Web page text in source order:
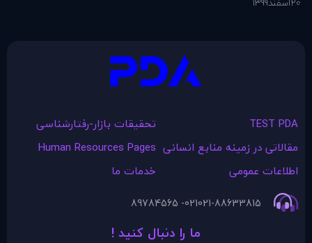
TEST PDA
تحقیقات بازار-رفتارشناسی
مقالاتی در زمينه منابع انسانی Human Resources Pages
اطلاعات عمومی
خدمات ما
021-88633815
021- 89784565
ما را دنبال کنید !